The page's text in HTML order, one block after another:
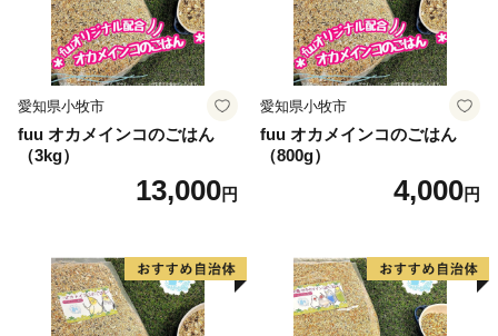
愛知県小牧市
fuu オカメインコのごはん
（3kg）
13,000円
愛知県小牧市
fuu オカメインコのごはん
（800g）
4,000円